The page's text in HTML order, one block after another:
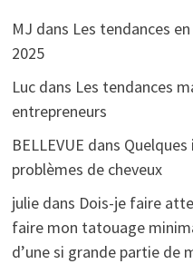
MJ dans Les tendances
2025
Lucdans Les tendances
entrepreneurs
BELLEVUE dans
problèmes de cheveux
juliedans Dois-je faire
faire mon tatouage
d’une si grande partie de